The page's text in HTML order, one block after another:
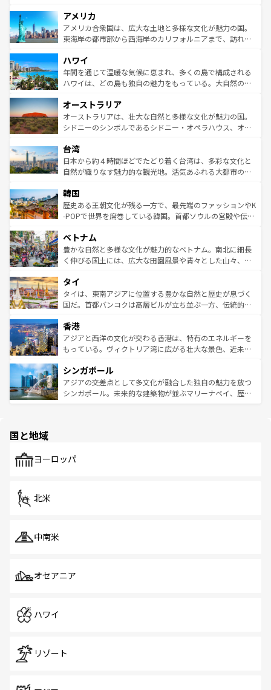
ンツ一覧を参照してほしい。
の建物がそのまま残る町や、スイスならではのユニークな
博物館もあり、アルプス観光だけでなく町歩きも満喫する
ことができる。国民の所得が高いため物価も高いが、旅行
ば市内交通費無料で観光を楽しむこともできる。 なお、新
着のスイス情報はコンテンツ一覧 を参照してほしい。
アメリカ
アメリカ合衆国は、広大な土地と多様な文化が魅力の国。
東海岸の都市部から西海岸のカリフォルニアまで、訪れる
のような巨大都市は、観光、ショッピング、エンターテイ
ンメントが詰まった刺激的なスポットだ。一方、アメリカ
西部には大自然が広がり、グランドキャニオンやイエロー
部のニューオーリンズでは、音楽と美食が融合した独特の
文化が魅力。旅行者はアメリカの各地域で異なる魅力を楽
しみながら、その多様性と豊かな歴史を感じることができ
ならではの贅沢な旅のスタイルだ。 なお、新着のアメリカ
情報はコンテンツ一覧を参照してほしい。
ハワイ
年間を通じて温暖な気候に恵まれ、多くの島で構成される
ハワイは、どの島も独自の魅力をもっている。大自然の神
ワイ島は見逃せない。また、定番の観光地といえばオアフ
島だが、静かな自然を求めるならマウイ島やカウアイ島が
おすすめ。エメラルドグリーンに輝く海をはじめ、豊かな
れるおもてなしの心で訪れる人々を迎えてくれるハワイの
人々、おいしいローカルフードやハワイアンミュージッ
ク、伝統的なフラダンスなど、すべてがハワイの魅力を彩
ワイを、存分に味わってほしい。 なお、新着のハワイ情報
はコンテンツ一覧を参照してほしい。
オーストラリア
オーストラリアは、壮大な自然と多様な文化が魅力の国。
シドニーのシンボルであるシドニー・オペラハウス、オー
リアリーフや大陸中央部にそびえるウルル（エアーズロッ
ク）、タスマニアの美しい原生林やケアンズの熱帯雨林な
ど、見どころがたくさん。また、カフェやワイン、オージ
いる。アクティビティも充実しており、サーフィンやダイ
ビング、ハイキングなど、アウトドア好きにはたまらな
い。オーストラリアの多彩な魅力を存分に味わいつくそ
参照してほしい。
台湾
日本から約４時間ほどでたどり着く台湾は、多彩な文化と
自然が織りなす魅力的な観光地。活気あふれる大都市の台
ン）、静ひつな山岳地帯である台湾東部など、都市の喧騒
と山間の静けさが共存しており、訪れる人に新しい発見と
驚きをもたらしてくれる。また、奥深い台湾の食文化も魅
容にもいいと評判のスイーツなど、バラエティ豊かな料理
が味わえる。 なお、新着の台湾情報は コンテンツ一覧を参
照してほしい。
韓国
歴史ある王朝文化が残る一方で、最先端のファッションやK
-POPで世界を席巻している韓国。首都ソウルの宮殿や伝統
き、地方に足を延ばせば四季折々の自然美を楽しむことが
できる。そして、キムチや焼肉、絶品のストリートフード
まで、さまざまな韓国料理が待っている。夜には、韓国な
リティに包まれながら、韓国の多彩な魅力を心ゆくまで味
わってみてほしい。 なお、新着の韓国情報はコンテンツ一
覧を参照してほしい。
ベトナム
豊かな自然と多様な文化が魅力的なベトナム。南北に細長
く伸びる国土には、広大な田園風景や青々とした山々、世
急速な発展と共に伝統が息づく。ハノイの古い町並みやホ
ーチミン市のフランス統治時代の建物も、独特の雰囲気を
醸し出している。また、バラエティの豊かさとおいしさで
とつ。フォーやバインミー、ベトナムコーヒーなどは、ぜ
ひ現地で味わいたい。どの地域を訪れてもあたたかい人々
が旅行者を迎えてくれるので、きっと忘れられない旅にな
参照してほしい。
タイ
タイは、東南アジアに位置する豊かな自然と歴史が息づく
国だ。首都バンコクは高層ビルが立ち並ぶ一方、伝統的な
の活気が交差している。北部ではチェンマイなどの山岳地
帯で自然と触れ合い、南部ではプーケットやクラビの美し
いビーチでリゾート気分を楽しむことができる。タイ料理
激する。気候は一年中温暖で、どの季節にも異なる楽しみ
が待っている。親しみやすいタイの人々、仏教を中心とし
た文化、そして多様な観光資源が、訪れる旅人を魅了し続
香港
アジアと西洋の文化が交わる香港は、特有のエネルギーを
もっている。ヴィクトリア湾に広がる壮大な景色、近未来
み、どこを訪れても感動するはず。観光スポットが密集し
ており、効率よく見どころを回れるのも魅力。息をのむよ
うな絶景から文化的な体験まで、香港を存分に楽しみ尽く
シンガポール
アジアの交差点として多文化が融合した独自の魅力を放つ
シンガポール。未来的な建築物が並ぶマリーナベイ、歴史
で、ホーカーズは地元の風情を楽しめる外せないスポット
国と地域
ヨーロッパ
北米
中南米
オセアニア
ハワイ
リゾート